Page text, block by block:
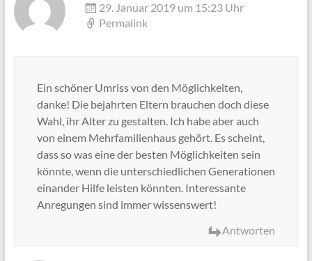
29. Januar 2019 um 15:23 Uhr
Permalink
Ein schöner Umriss von den Möglichkeiten,
danke! Die bejahrten Eltern brauchen doch diese
Wahl, ihr Alter zu gestalten. Ich habe aber auch
von einem Mehrfamilienhaus gehört. Es scheint,
dass so was eine der besten Möglichkeiten sein
könnte, wenn die unterschiedlichen Generationen
einander Hilfe leisten könnten. Interessante
Anregungen sind immer wissenswert!
Antworten